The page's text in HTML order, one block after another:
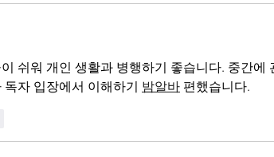
쉬워 개인 생활과 병행하기 좋습니다. 중간에
독자 입장에서 이해하기 밤알바 편했습니다.